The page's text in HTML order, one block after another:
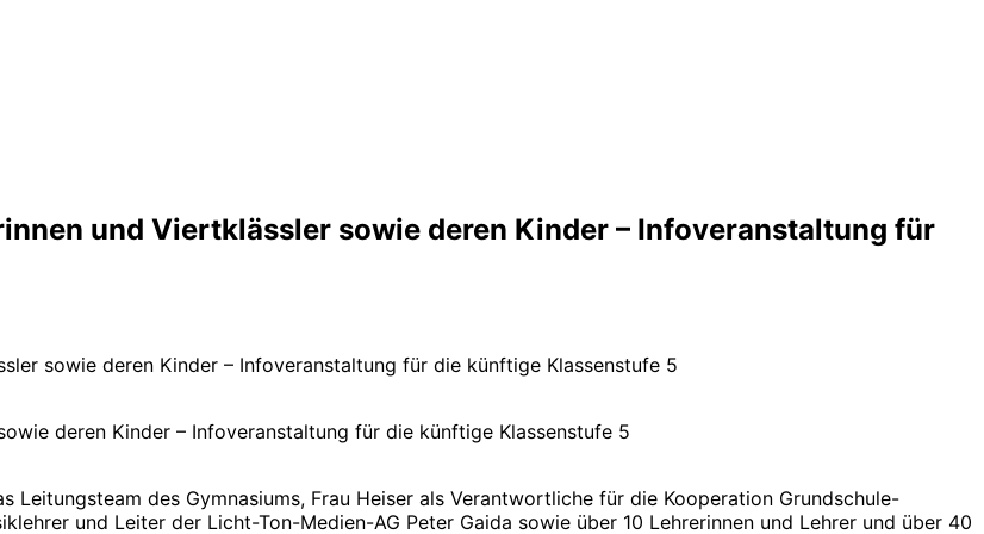
und Viertklässler sowie deren Kinder – Infoveranstaltung für
sowie deren Kinder – Infoveranstaltung für die künftige Klassenstufe 5
deren Kinder – Infoveranstaltung für die künftige Klassenstufe 5
Leitungsteam des Gymnasiums, Frau Heiser als Verantwortliche für die Kooperation Grundschule-
und Leiter der Licht-Ton-Medien-AG Peter Gaida sowie über 10 Lehrerinnen und Lehrer und über 40